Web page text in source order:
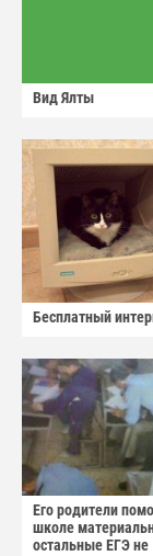
Вид Ялты
Бесплатный
Его родители
школе
остальные ЕГЭ не